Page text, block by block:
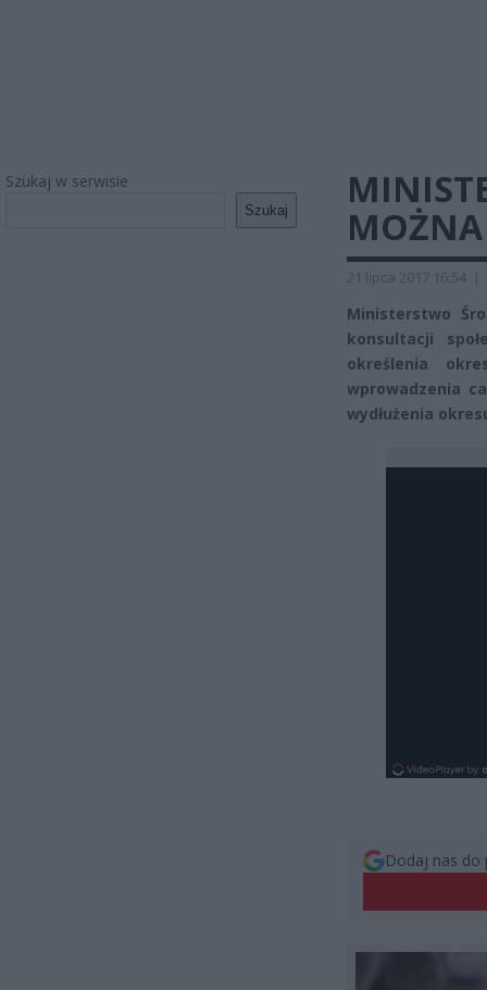
Szukaj w serwisie
Szukaj
MOŻNA
21 lipca 2017 16:54 |
Ministerstwo
konsultacji
określenia
wprowadzenia
wydłużenia
Dodaj nas do